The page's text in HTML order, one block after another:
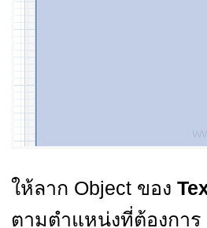
ให้ลาก Object ของ
ตามตำแหน่งที่ต้องการ